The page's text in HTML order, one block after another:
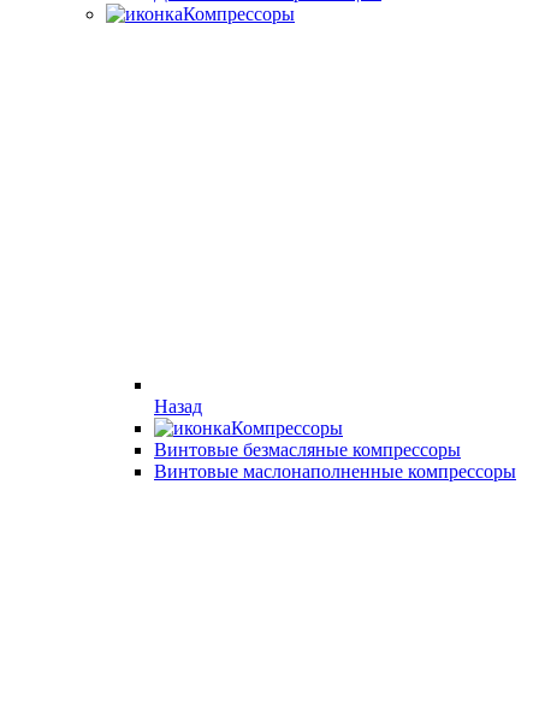
Компрессоры
Назад
Компрессоры
Винтовые безмасляные компрессоры
Винтовые маслонаполненные компрессоры